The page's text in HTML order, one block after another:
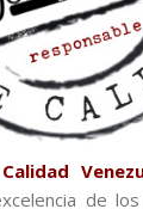
de los